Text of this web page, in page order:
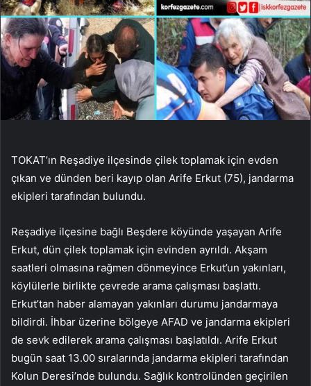
TOKAT’ın Reşadiye ilçesinde çilek toplamak için evden
çıkan ve dünden beri kayıp olan Arife Erkut (75), jandarma
ekipleri tarafından bulundu.
Reşadiye ilçesine bağlı Beşdere köyünde yaşayan Arife
Erkut, dün çilek toplamak için evinden ayrıldı. Akşam
saatleri olmasına rağmen dönmeyince Erkut’un yakınları,
köylülerle birlikte çevrede arama çalışması başlattı.
Erkut’tan haber alamayan yakınları durumu jandarmaya
bildirdi. İhbar üzerine bölgeye AFAD ve jandarma ekipleri
de sevk edilerek arama çalışması başlatıldı. Arife Erkut
bugün saat 13.00 sıralarında jandarma ekipleri tarafından
Kolun Deresi’nde bulundu. Sağlık kontrolünden geçirilen